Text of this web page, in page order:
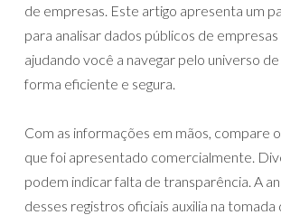
de empresas. Este artigo apresenta um
para analisar dados públicos de empresas
ajudando você a navegar pelo universo
forma eficiente e segura.
Com as informações em mãos, compare
que foi apresentado comercialmente.
podem indicar falta de transparência. A
desses registros oficiais auxilia na tomada